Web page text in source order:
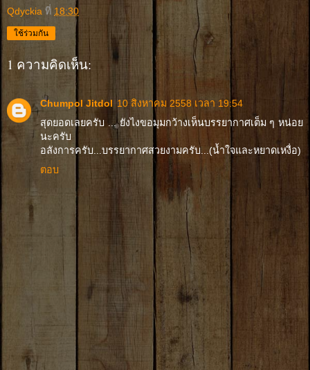
Qdyckia ที่ 18:30
ใช้ร่วมกัน
1 ความคิดเห็น:
Chumpol Jitdol 10 สิงหาคม 2558 เวลา 19:54
สุดยอดเลยครับ ... ยังไงขอมุมกว้างเห็นบรรยากาศเต็ม ๆ หน่อย
นะครับ
อลังการครับ...บรรยากาศสวยงามครับ...(น้ำใจและหยาดเหงื่อ)
ตอบ